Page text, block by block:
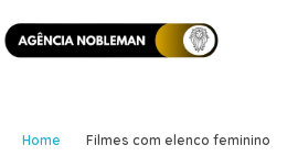
Home Filmes com elenco feminino